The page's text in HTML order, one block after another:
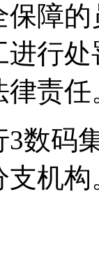
障的
行处
律责
数码
支机构